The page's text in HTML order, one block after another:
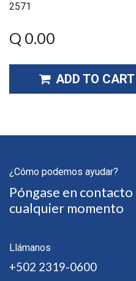
2571
Q 0.00
ADD TO CART
¿Cómo podemos ayudar?
Póngase en
cualquier momento
Llámanos
+502 2319-0600